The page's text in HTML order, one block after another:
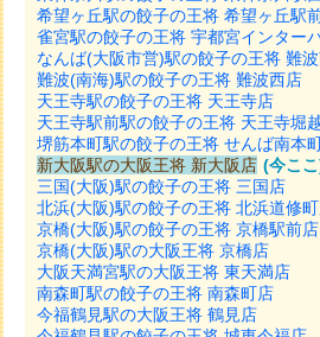
希望ヶ丘駅の餃子の王将 希望ヶ丘駅
雀宮駅の餃子の王将 宇都宮インター
なんば(大阪市営)駅の餃子の王将 難
難波(南海)駅の餃子の王将 難波西店
天王寺駅の餃子の王将 天王寺店
天王寺駅前駅の餃子の王将 天王寺堀
堺筋本町駅の餃子の王将 せんば南本
新大阪駅の大阪王将 新大阪店 (今こ
三国(大阪)駅の餃子の王将 三国店
北浜(大阪)駅の餃子の王将 北浜道修
京橋(大阪)駅の餃子の王将 京橋駅前店
京橋(大阪)駅の大阪王将 京橋店
大阪天満宮駅の大阪王将 東天満店
南森町駅の餃子の王将 南森町店
今福鶴見駅の大阪王将 鶴見店